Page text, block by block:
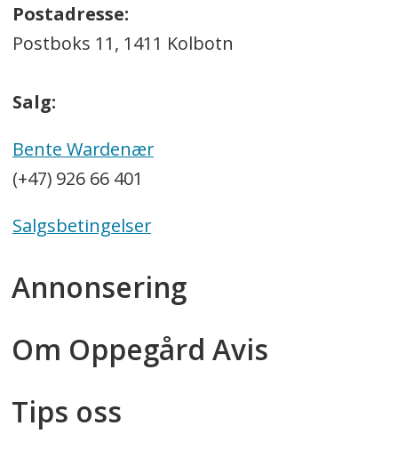
Postadresse:
Postboks 11, 1411 Kolbotn
Salg:
Bente Wardenær
(+47) 926 66 401
Salgsbetingelser
Annonsering
Om Oppegård Avis
Tips oss